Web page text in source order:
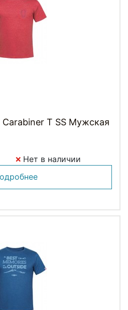
T SS Мужская
Нет в наличии